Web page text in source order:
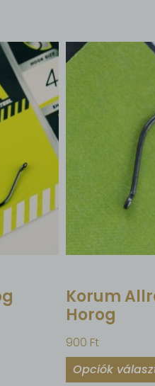
Korum
Horog
900 Ft
Opciók